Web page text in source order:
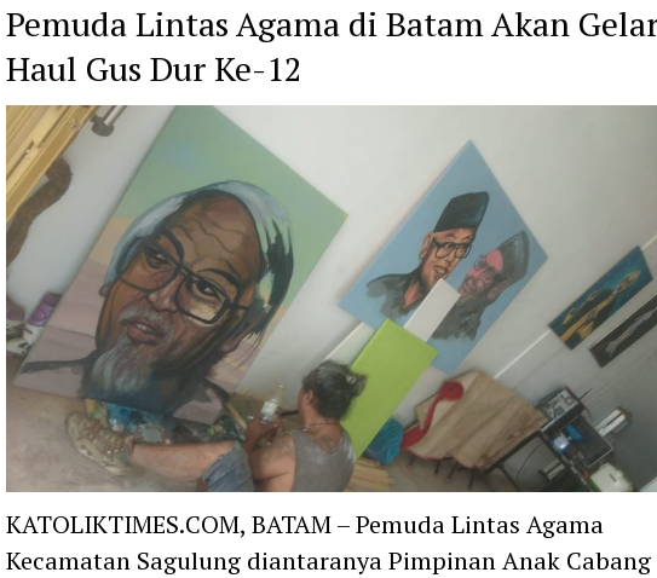
Pemuda Lintas Agama di Batam Akan
Haul Gus Dur Ke-12
KATOLIKTIMES.COM, BATAM – Pemuda Lintas Agama
Kecamatan Sagulung diantaranya Pimpinan Anak Cabang